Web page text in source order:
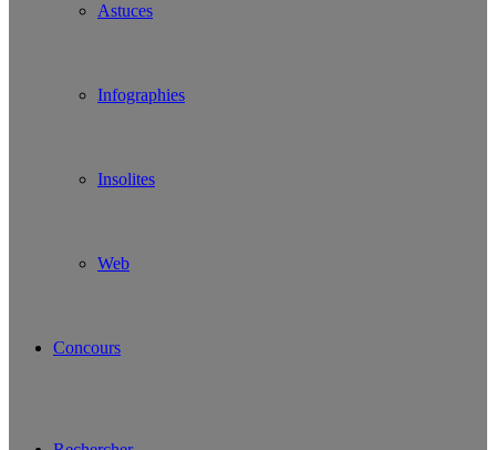
Astuces
Infographies
Insolites
Web
Concours